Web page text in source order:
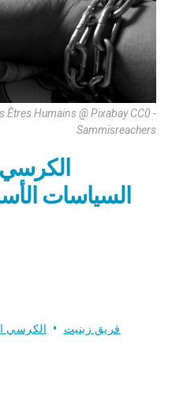
Êtres Humains @ Pixabay CC0 -
Sammisreachers
السياسات
فريق زينيت الكرسي